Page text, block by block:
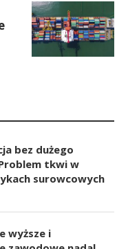
bez dużego
tkwi w
surowcowych
wyższe i